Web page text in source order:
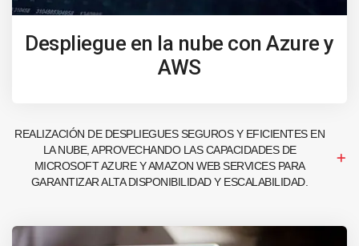
Despliegue en la nube con Azure y
AWS
REALIZACIÓN DE DESPLIEGUES SEGUROS Y EFICIENTES EN
LA NUBE, APROVECHANDO LAS CAPACIDADES DE
MICROSOFT AZURE Y AMAZON WEB SERVICES PARA
GARANTIZAR ALTA DISPONIBILIDAD Y ESCALABILIDAD.